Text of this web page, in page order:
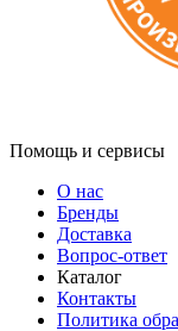
Помощь и сервисы
О нас
Бренды
Доставка
Вопрос-ответ
Каталог
Контакты
Политика